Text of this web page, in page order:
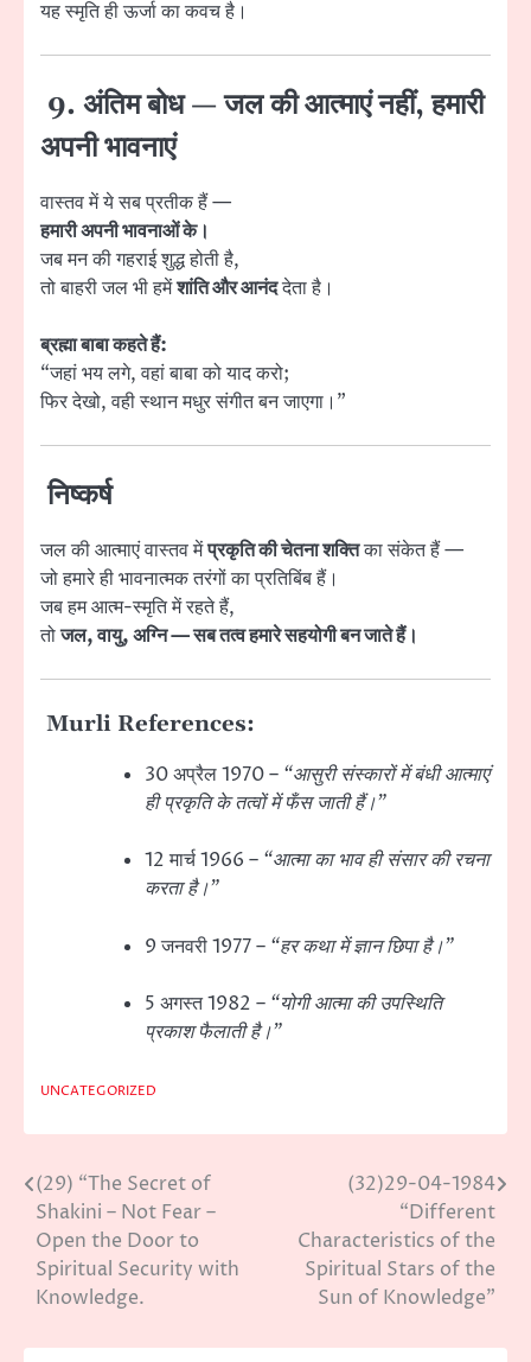
यह स्मृति ही ऊर्जा का कवच है।
9. अंतिम बोध — जल की आत्माएं नहीं, हमारी
अपनी भावनाएं
वास्तव में ये सब प्रतीक हैं —
हमारी अपनी भावनाओं के।
जब मन की गहराई शुद्ध होती है,
तो बाहरी जल भी हमेंशांति और आनंददेता है।
ब्रह्मा बाबा कहते हैं:
“जहां भय लगे, वहां बाबा को याद करो;
फिर देखो, वही स्थान मधुर संगीत बन जाएगा।”
निष्कर्ष
जल की आत्माएं वास्तव मेंप्रकृति की चेतना शक्तिका संकेत हैं —
जो हमारे ही भावनात्मक तरंगों का प्रतिबिंब हैं।
जब हम आत्म-स्मृति में रहते हैं,
तोजल, वायु, अग्नि — सब तत्व हमारे सहयोगी बन जाते हैं।
Murli References:
30 अप्रैल 1970 – “आसुरी संस्कारों में बंधी आत्माएं
ही प्रकृति के तत्वों में फँस जाती हैं।”
12 मार्च 1966 – “आत्मा का भाव ही संसार की रचना
करता है।”
9 जनवरी 1977 – “हर कथा में ज्ञान छिपा है।”
5 अगस्त 1982 – “योगी आत्मा की उपस्थिति
प्रकाश फैलाती है।”
UNCATEGORIZED
Post
navigation
(29) “The Secret of
Shakini – Not Fear –
Open the Door to
Spiritual Security with
Knowledge.
(32)29-04-1984
“Different
Characteristics of the
Spiritual Stars of the
Sun of Knowledge”